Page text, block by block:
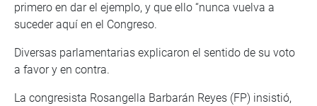
primero en dar el ejemplo, y que ello “nunca vuelva a
suceder aquí en el Congreso.
Diversas parlamentarias explicaron el sentido de su voto
a favor y en contra.
La congresista Rosangella Barbarán Reyes (FP) insistió,